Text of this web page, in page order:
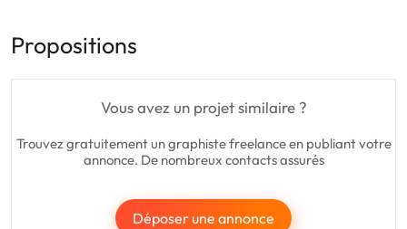
Propositions
Vous avez un projet similaire ?
Trouvez gratuitement un graphiste freelance en publiant votre
annonce. De nombreux contacts assurés
Déposer une annonce